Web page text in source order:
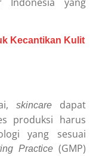
Indonesia yang
Kecantikan Kulit
skincare dapat
produksi harus
yang sesuai
Practice(GMP)